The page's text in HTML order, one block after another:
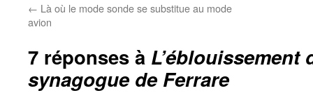
← Là où le mode sonde se substitue au mode
avion
7 réponses à L’éblouissement
synagogue de Ferrare